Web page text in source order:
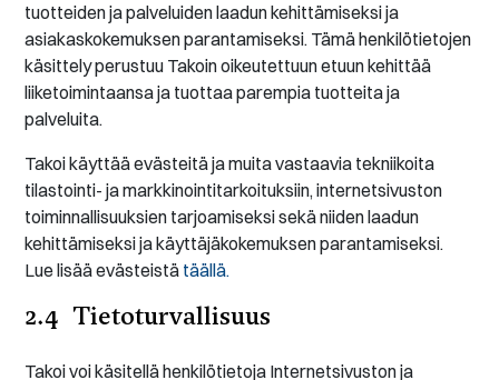
tuotteiden ja palveluiden laadun kehittämiseksi ja
asiakaskokemuksen parantamiseksi. Tämä henkilötietojen
käsittely perustuu Takoin oikeutettuun etuun kehittää
liiketoimintaansa ja tuottaa parempia tuotteita ja
palveluita.
Takoi käyttää evästeitä ja muita vastaavia tekniikoita
tilastointi- ja markkinointitarkoituksiin, internetsivuston
toiminnallisuuksien tarjoamiseksi sekä niiden laadun
kehittämiseksi ja käyttäjäkokemuksen parantamiseksi.
Lue lisää evästeistä täällä.
2.4 Tietoturvallisuus
Takoi voi käsitellä henkilötietoja Internetsivuston ja